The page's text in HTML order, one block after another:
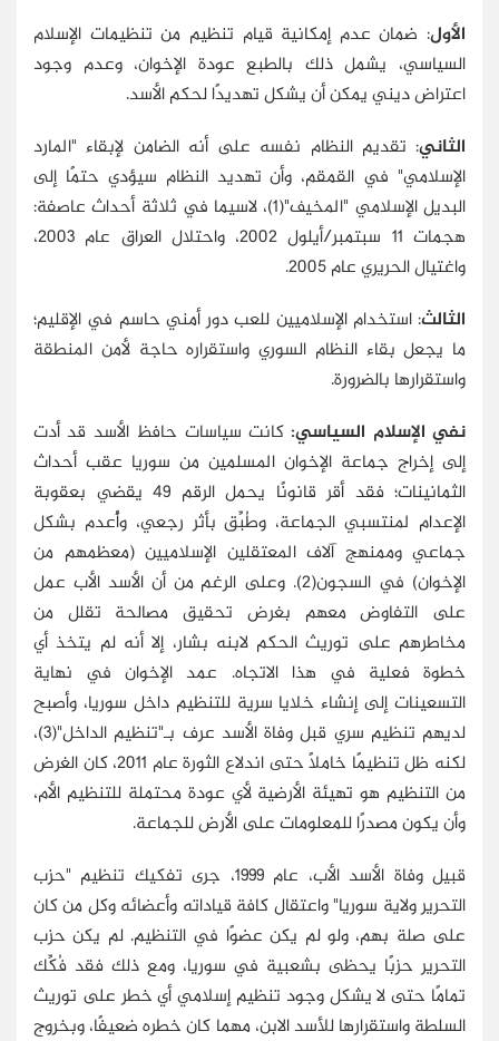
الأول: ضمان عدم إمكانية قيام تنظيم من تنظيمات الإسلام
السياسي، يشمل ذلك بالطبع عودة الإخوان، وعدم وجود
اعتراض ديني يمكن أن يشكل تهديدًا لحكم الأسد.
الثاني: تقديم النظام نفسه على أنه الضامن لإبقاء "المارد
الإسلامي" في القمقم، وأن تهديد النظام سيؤدي حتمًا إلى
البديل الإسلامي "المخيف"(1)، لاسيما في ثلاثة أحداث عاصفة:
هجمات 11 سبتمبر/أيلول 2002، واحتلال العراق عام 2003،
واغتيال الحريري عام 2005.
الثالث: استخدام الإسلاميين للعب دور أمني حاسم في الإقليم؛
ما يجعل بقاء النظام السوري واستقراره حاجة لأمن المنطقة
واستقرارها بالضرورة.
نفي الإسلام السياسي:كانت سياسات حافظ الأسد قد أدت
إلى إخراج جماعة الإخوان المسلمين من سوريا عقب أحداث
الثمانينات؛ فقد أقر قانونًا يحمل الرقم 49 يقضي بعقوبة
الإعدام لمنتسبي الجماعة، وطُبِّق بأثر رجعي، وأُعدم بشكل
جماعي وممنهج آلاف المعتقلين الإسلاميين (معظمهم من
الإخوان) في السجون(2). وعلى الرغم من أن الأسد الأب عمل
على التفاوض معهم بغرض تحقيق مصالحة تقلل من
مخاطرهم على توريث الحكم لابنه بشار، إلا أنه لم يتخذ أي
خطوة فعلية في هذا الاتجاه. عمد الإخوان في نهاية
التسعينات إلى إنشاء خلايا سرية للتنظيم داخل سوريا، وأصبح
لديهم تنظيم سري قبل وفاة الأسد عرف بـ"تنظيم الداخل"(3)،
لكنه ظل تنظيمًا خاملًا حتى اندلاع الثورة عام 2011، كان الغرض
من التنظيم هو تهيئة الأرضية لأي عودة محتملة للتنظيم الأم،
وأن يكون مصدرًا للمعلومات على الأرض للجماعة.
قبيل وفاة الأسد الأب، عام 1999، جرى تفكيك تنظيم "حزب
التحرير ولاية سوريا" واعتقال كافة قياداته وأعضائه وكل من كان
على صلة بهم، ولو لم يكن عضوًا في التنظيم. لم يكن حزب
التحرير حزبًا يحظى بشعبية في سوريا، ومع ذلك فقد فُكِّك
تمامًا حتى لا يشكل وجود تنظيم إسلامي أي خطر على توريث
السلطة واستقرارها للأسد الابن، مهما كان خطره ضعيفًا، وبخروج